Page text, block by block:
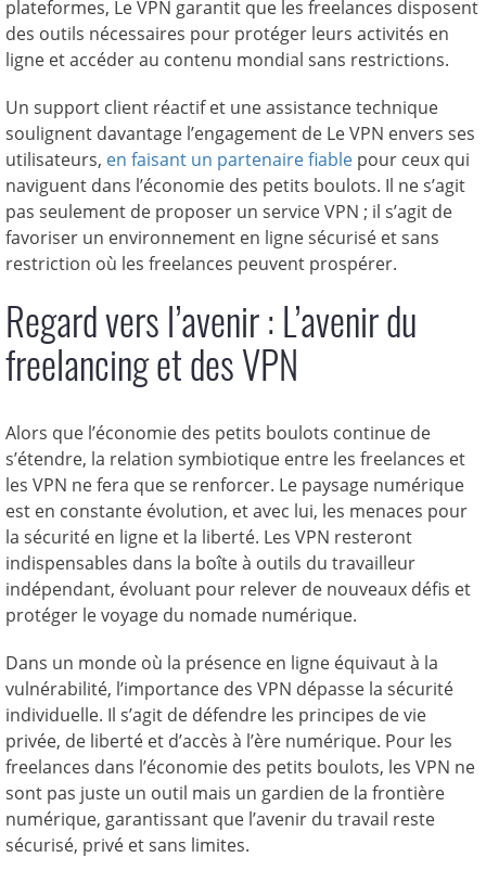
plateformes, Le VPN garantit que les freelances disposent
des outils nécessaires pour protéger leurs activités en
ligne et accéder au contenu mondial sans restrictions.
Un support client réactif et une assistance technique
soulignent davantage l’engagement de Le VPN envers ses
utilisateurs, en faisant un partenaire fiable pour ceux qui
naviguent dans l’économie des petits boulots. Il ne s’agit
pas seulement de proposer un service VPN ; il s’agit de
favoriser un environnement en ligne sécurisé et sans
restriction où les freelances peuvent prospérer.
Regard vers l’avenir : L’avenir du
freelancing et des VPN
Alors que l’économie des petits boulots continue de
s’étendre, la relation symbiotique entre les freelances et
les VPN ne fera que se renforcer. Le paysage numérique
est en constante évolution, et avec lui, les menaces pour
la sécurité en ligne et la liberté. Les VPN resteront
indispensables dans la boîte à outils du travailleur
indépendant, évoluant pour relever de nouveaux défis et
protéger le voyage du nomade numérique.
Dans un monde où la présence en ligne équivaut à la
vulnérabilité, l’importance des VPN dépasse la sécurité
individuelle. Il s’agit de défendre les principes de vie
privée, de liberté et d’accès à l’ère numérique. Pour les
freelances dans l’économie des petits boulots, les VPN ne
sont pas juste un outil mais un gardien de la frontière
numérique, garantissant que l’avenir du travail reste
sécurisé, privé et sans limites.